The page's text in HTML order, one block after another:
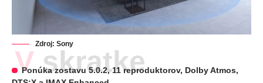
Zdroj: Sony
V skratke
Ponúka zostavu 5.0.2, 11 reproduktorov, Dolby Atmos,